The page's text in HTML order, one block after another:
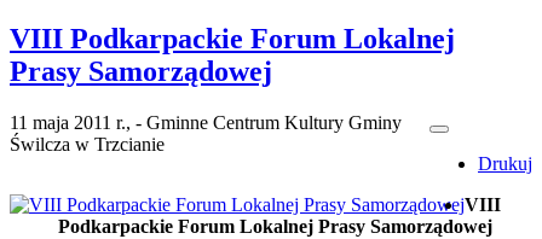
VIII Podkarpackie Forum Lokalnej
Prasy Samorządowej
Drukuj
11 maja 2011 r., - Gminne Centrum Kultury Gminy
Świlcza w Trzcianie
VIII
Podkarpackie Forum Lokalnej Prasy Samorządowej